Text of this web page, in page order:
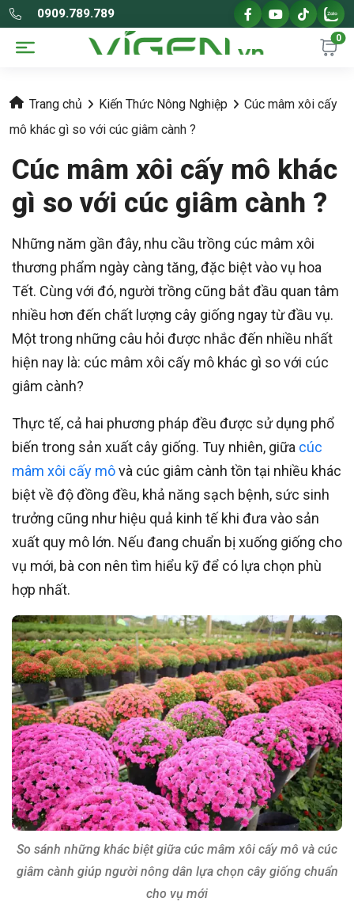
0909.789.789
0
Trang chủ Kiến Thức Nông Nghiệp
Cúc mâm xôi cấy
mô khác gì so với cúc giâm cành ?
Cúc mâm xôi cấy mô khác
gì so với cúc giâm cành ?
Những năm gần đây, nhu cầu trồng cúc mâm xôi
thương phẩm ngày càng tăng, đặc biệt vào vụ hoa
Tết. Cùng với đó, người trồng cũng bắt đầu quan tâm
nhiều hơn đến chất lượng cây giống ngay từ đầu vụ.
Một trong những câu hỏi được nhắc đến nhiều nhất
hiện nay là: cúc mâm xôi cấy mô khác gì so với cúc
giâm cành?
Thực tế, cả hai phương pháp đều được sử dụng phổ
biến trong sản xuất cây giống. Tuy nhiên, giữa cúc
mâm xôi cấy môvà cúc giâm cành tồn tại nhiều khác
biệt về độ đồng đều, khả năng sạch bệnh, sức sinh
trưởng cũng như hiệu quả kinh tế khi đưa vào sản
xuất quy mô lớn. Nếu đang chuẩn bị xuống giống cho
vụ mới, bà con nên tìm hiểu kỹ để có lựa chọn phù
hợp nhất.
So sánh những khác biệt giữa cúc mâm xôi cấy mô và cúc
giâm cành giúp người nông dân lựa chọn cây giống chuẩn
cho vụ mới